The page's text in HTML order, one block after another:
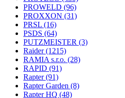
PROWELD (96)
PROXXON (31)
PRSL (16)
PSDS (64)
PUTZMEISTER (3)
Raider(1215)
RAMIA s.r.o. (28)
RAPID (91)
Rapter(91)
Rapter Garden (8)
Rapter HQ (48)